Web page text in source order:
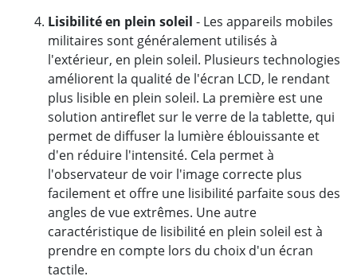
Lisibilité en plein soleil - Les appareils mobiles
militaires sont généralement utilisés à
l'extérieur, en plein soleil. Plusieurs technologies
améliorent la qualité de l'écran LCD, le rendant
plus lisible en plein soleil. La première est une
solution antireflet sur le verre de la tablette, qui
permet de diffuser la lumière éblouissante et
d'en réduire l'intensité. Cela permet à
l'observateur de voir l'image correcte plus
facilement et offre une lisibilité parfaite sous des
angles de vue extrêmes. Une autre
caractéristique de lisibilité en plein soleil est à
prendre en compte lors du choix d'un écran
tactile.